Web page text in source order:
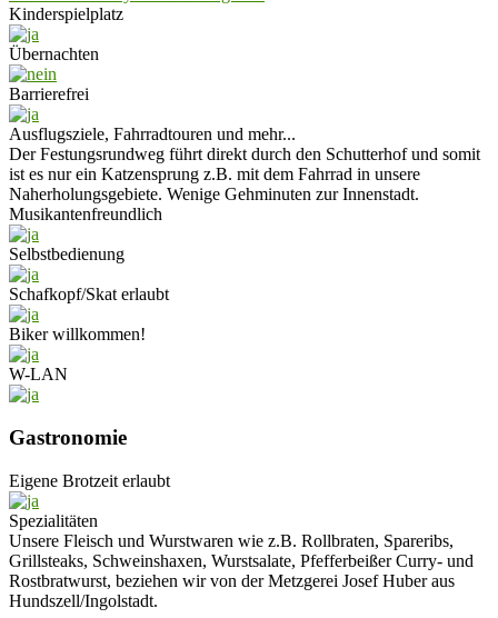
Kinderspielplatz
Übernachten
Barrierefrei
Ausflugsziele, Fahrradtouren und mehr...
Der Festungsrundweg führt direkt durch den Schutterhof und somit
ist es nur ein Katzensprung z.B. mit dem Fahrrad in unsere
Naherholungsgebiete. Wenige Gehminuten zur Innenstadt.
Musikantenfreundlich
Selbstbedienung
Schafkopf/Skat erlaubt
Biker willkommen!
W-LAN
Gastronomie
Eigene Brotzeit erlaubt
Spezialitäten
Unsere Fleisch und Wurstwaren wie z.B. Rollbraten, Spareribs,
Grillsteaks, Schweinshaxen, Wurstsalate, Pfefferbeißer Curry- und
Rostbratwurst, beziehen wir von der Metzgerei Josef Huber aus
Hundszell/Ingolstadt.